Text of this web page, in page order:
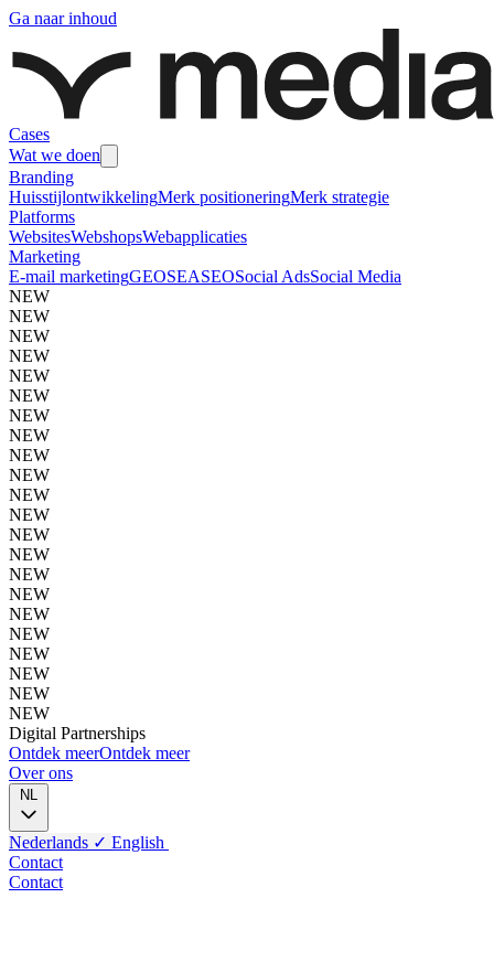
Ga naar inhoud
Cases
Wat we doen
Branding
HuisstijlontwikkelingMerk positioneringMerk strategie
Platforms
WebsitesWebshopsWebapplicaties
Marketing
E-mail marketingGEOSEASEOSocial AdsSocial Media
NEW
NEW
NEW
NEW
NEW
NEW
NEW
NEW
NEW
NEW
NEW
NEW
NEW
NEW
NEW
NEW
NEW
NEW
NEW
NEW
NEW
NEW
Digital Partnerships
Ontdek meerOntdek meer
Over ons
NL
Nederlands ✓ English
Contact
Contact